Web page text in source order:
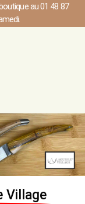
au 01 48 87
Village